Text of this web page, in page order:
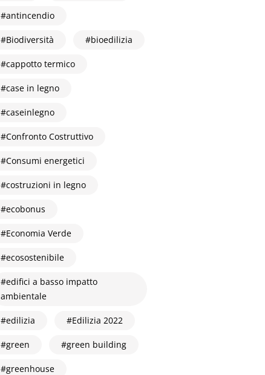
antincendio
Biodiversità bioedilizia
cappotto termico
case in legno
caseinlegno
Confronto Costruttivo
Consumi energetici
costruzioni in legno
ecobonus
Economia Verde
ecosostenibile
edifici a basso impatto
ambientale
edilizia Edilizia 2022
green green building
greenhouse